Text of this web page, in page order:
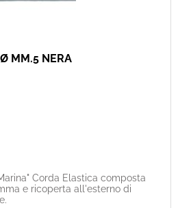
MM.5 NERA
Corda Elastica composta
e ricoperta all'esterno di